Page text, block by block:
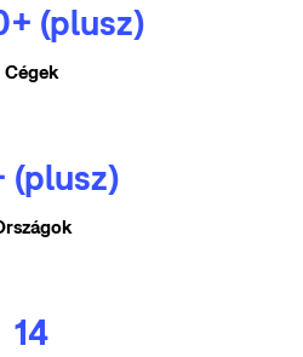
(plusz)
Cégek
(plusz)
14